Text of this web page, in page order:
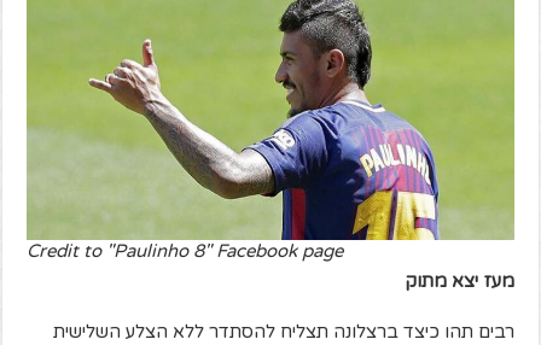
Credit to "Paulinho 8" Facebook page
מעז יצא מתוק
רבים תהו כיצד ברצלונה תצליח להסתדר ללא הצלע השלישית